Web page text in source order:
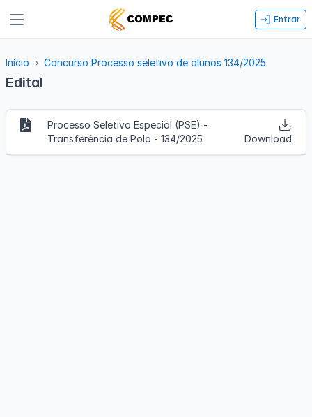
Entrar
Início Concurso Processo seletivo de alunos 134/2025
Edital
Processo Seletivo Especial (PSE) -
Transferência de Polo - 134/2025
Download